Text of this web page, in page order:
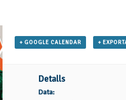
+ GOOGLE CALENDAR +
Detalls
Data: